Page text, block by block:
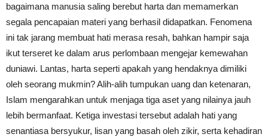
bagaimana manusia saling berebut harta dan memamerkan
segala pencapaian materi yang berhasil didapatkan. Fenomena
ini tak jarang membuat hati merasa resah, bahkan hampir saja
ikut terseret ke dalam arus perlombaan mengejar kemewahan
duniawi. Lantas, harta seperti apakah yang hendaknya dimiliki
oleh seorang mukmin? Alih-alih tumpukan uang dan ketenaran,
Islam mengarahkan untuk menjaga tiga aset yang nilainya jauh
lebih bermanfaat. Ketiga investasi tersebut adalah hati yang
senantiasa bersyukur, lisan yang basah oleh zikir, serta kehadiran